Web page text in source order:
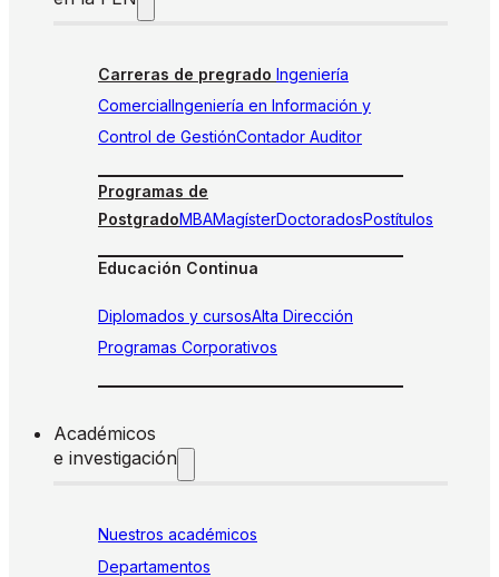
Carreras de pregrado Ingeniería
ComercialIngeniería en Información y
Control de GestiónContador Auditor
Programas de
PostgradoMBAMagísterDoctoradosPostítulos
Educación Continua
Diplomados y cursosAlta Dirección
Programas Corporativos
Académicos
e investigación
Nuestros académicos
Departamentos